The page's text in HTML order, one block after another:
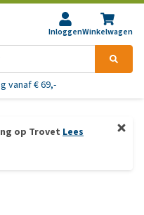
InloggenWinkelwagen
vanaf € 69,-
op Trovet Lees